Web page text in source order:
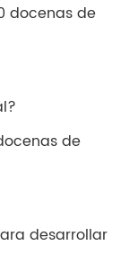
docenas de
de
desarrollar